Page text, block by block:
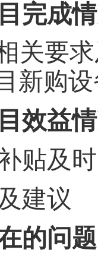
完成
关要
新购
效益
贴及
建议
的问